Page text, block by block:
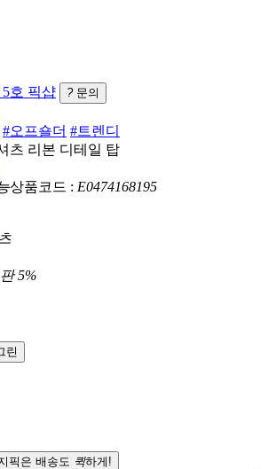
호 픽샵 ? 문의
#오프숄더 #트렌디
츠 리본 디테일 탑
상품코드 : E0474168195
5%
린
픽은 배송도 퀵하게!